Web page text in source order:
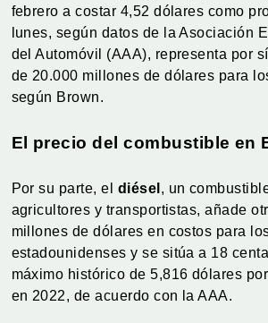
febrero a costar 4,52 dólares como
lunes, según datos de la Asociación
del Automóvil (AAA), representa por
de 20.000 millones de dólares para
según Brown.
El precio del combustible en
Por su parte, el diésel , un
agricultores y transportistas, añade
millones de dólares en costos para
estadounidenses y se sitúa a 18
máximo histórico de 5,816 dólares
en 2022, de acuerdo con la AAA.